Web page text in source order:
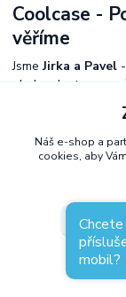
Coolcase -
věříme
JsmeJirka a Pavel
obaly a kryty pro
, které
exkluzivní
kamennou
Každý zákazník je
Náš e-shop a
cookies, aby
mobil?